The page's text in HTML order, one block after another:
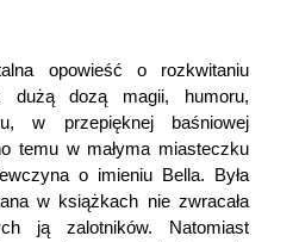
opowieść o rozkwitaniu
dużą dozą magii, humoru,
w przepięknej baśniowej
temu w małyma miasteczku
o imieniu Bella. Była
w książkach nie zwracała
ją zalotników. Natomiast